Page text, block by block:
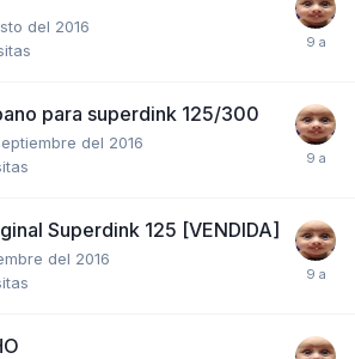
del 2016
para superdink 125/300
del 2016
Superdink 125 [VENDIDA]
del 2016